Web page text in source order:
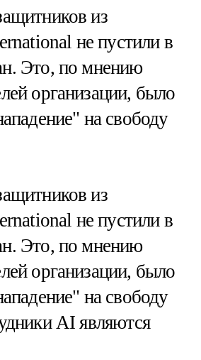
из
не пустили в
Это, по мнению
организации, было
на свободу
из
не пустили в
Это, по мнению
организации, было
на свободу
AI являются